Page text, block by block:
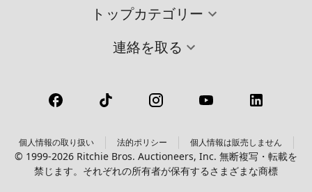
トップカテゴリー
連絡を取る
個人情報の取り扱い 法的ポリシー 個人情報は販売しません
© 1999-2026 Ritchie Bros. Auctioneers, Inc. 無断複写・転載を
禁じます。それぞれの所有者が保有するさまざまな商標